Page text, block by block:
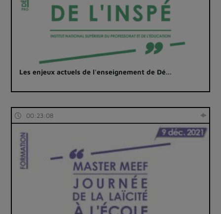
Les enjeux actuels de l'enseignement de Dé…
00:23:08